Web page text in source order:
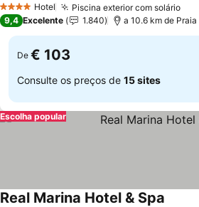
4 EstrelasHotel Piscina exterior com solário
9,4 Excelente 1.840 a 10.6 km de Praia
De € 103
Consulte os preços de 15 sites
Escolha popular
Real Marina Hotel & Spa